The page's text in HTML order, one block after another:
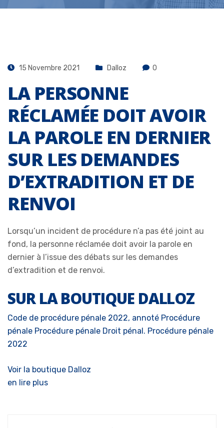
15 Novembre 2021 Dalloz 0
LA PERSONNE
RÉCLAMÉE DOIT AVOIR
LA PAROLE EN DERNIER
SUR LES DEMANDES
D’EXTRADITION ET DE
RENVOI
Lorsqu’un incident de procédure n’a pas été joint au
fond, la personne réclamée doit avoir la parole en
dernier à l’issue des débats sur les demandes
d’extradition et de renvoi.
SUR LA BOUTIQUE DALLOZ
Code de procédure pénale 2022, annoté Procédure
pénale Procédure pénale Droit pénal. Procédure pénale
2022
Voir la boutique Dalloz
en lire plus